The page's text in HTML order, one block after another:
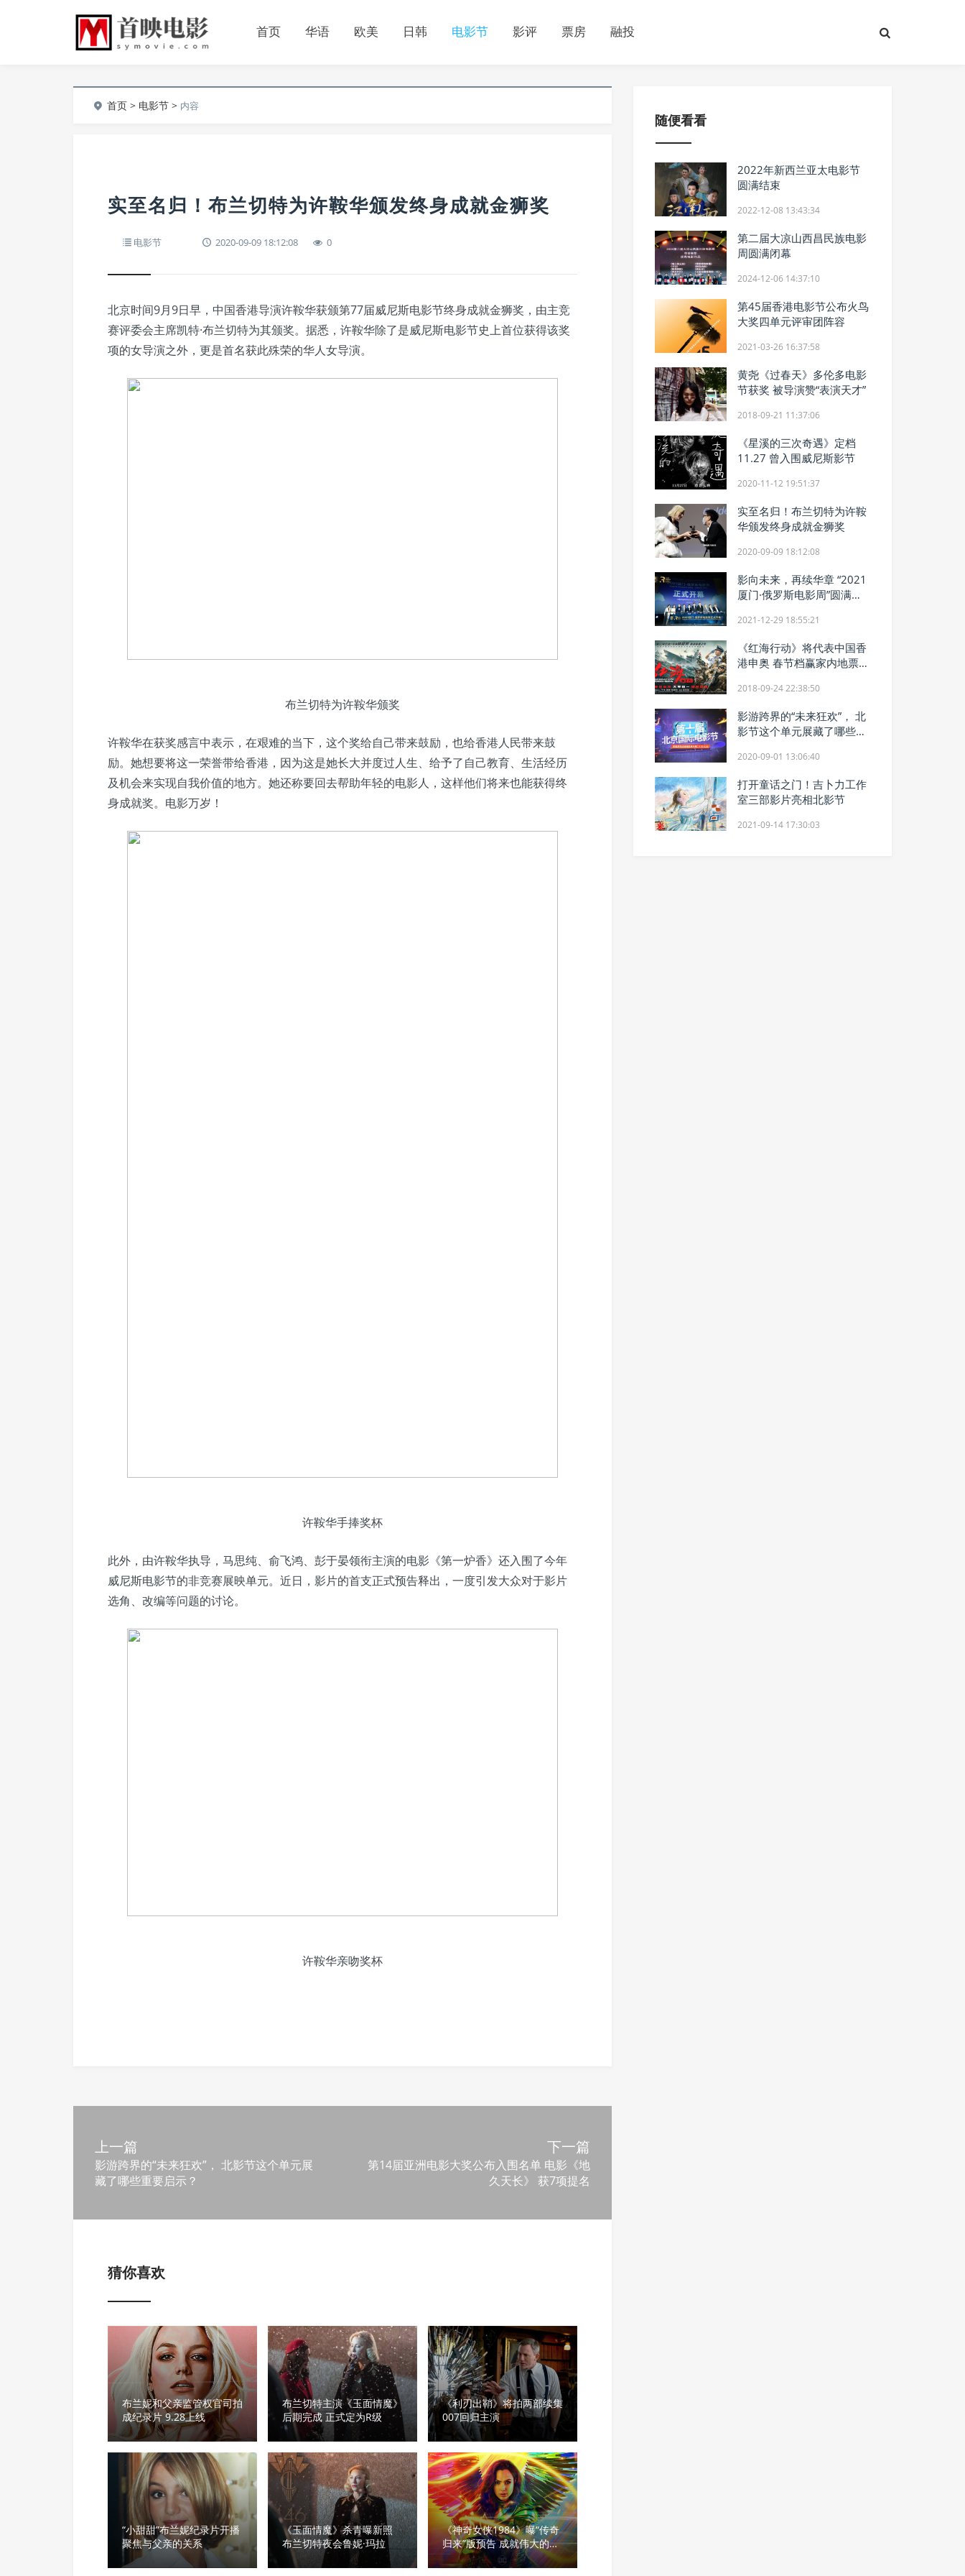
首页 华语 欧美 日韩 电影节 影评 票房 融投
首页 > 电影节 > 内容
实至名归！布兰切特为许鞍华颁发终身成就金狮奖
电影节 2020-09-09 18:12:08 0
北京时间9月9日早，中国香港导演许鞍华获颁第77届威尼斯电影节终身成就金狮奖，由主竞
赛评委会主席凯特·布兰切特为其颁奖。据悉，许鞍华除了是威尼斯电影节史上首位获得该奖
项的女导演之外，更是首名获此殊荣的华人女导演。
布兰切特为许鞍华颁奖
许鞍华在获奖感言中表示，在艰难的当下，这个奖给自己带来鼓励，也给香港人民带来鼓
励。她想要将这一荣誉带给香港，因为这是她长大并度过人生、给予了自己教育、生活经历
及机会来实现自我价值的地方。她还称要回去帮助年轻的电影人，这样他们将来也能获得终
身成就奖。电影万岁！
许鞍华手捧奖杯
此外，由许鞍华执导，马思纯、俞飞鸿、彭于晏领衔主演的电影《第一炉香》还入围了今年
威尼斯电影节的非竞赛展映单元。近日，影片的首支正式预告释出，一度引发大众对于影片
选角、改编等问题的讨论。
许鞍华亲吻奖杯
上一篇
影游跨界的“未来狂欢”， 北影节这个单元展
藏了哪些重要启示？
下一篇
第14届亚洲电影大奖公布入围名单 电影《地
久天长》 获7项提名
猜你喜欢
布兰妮和父亲监管权官司拍
成纪录片 9.28上线
布兰切特主演《玉面情魔》
后期完成 正式定为R级
《利刃出鞘》将拍两部续集
007回归主演
“小甜甜”布兰妮纪录片开播
聚焦与父亲的关系
《玉面情魔》杀青曝新照
布兰切特夜会鲁妮·玛拉
《神奇女侠1984》曝“传奇
归来”版预告 成就伟大的时
机已到
随便看看
2022年新西兰亚太电影节
圆满结束
2022-12-08 13:43:34
第二届大凉山西昌民族电影
周圆满闭幕
2024-12-06 14:37:10
第45届香港电影节公布火鸟
大奖四单元评审团阵容
2021-03-26 16:37:58
黄尧《过春天》多伦多电影
节获奖 被导演赞“表演天才”
2018-09-21 11:37:06
《星溪的三次奇遇》定档
11.27 曾入围威尼斯影节
2020-11-12 19:51:37
实至名归！布兰切特为许鞍
华颁发终身成就金狮奖
2020-09-09 18:12:08
影向未来，再续华章 “2021
厦门·俄罗斯电影周”圆满落
2021-12-29 18:55:21
《红海行动》将代表中国香
港申奥 春节档赢家内地票房
2018-09-24 22:38:50
影游跨界的“未来狂欢”， 北
影节这个单元展藏了哪些重
2020-09-01 13:06:40
打开童话之门！吉卜力工作
室三部影片亮相北影节
2021-09-14 17:30:03